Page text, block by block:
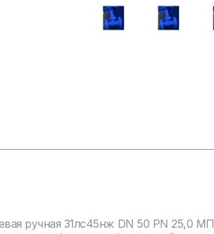
ручная 31лс45нж DN 50 PN 25,0